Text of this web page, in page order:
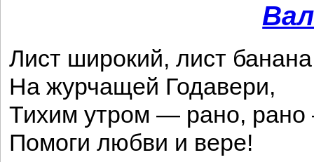
Лист широкий, лист
На журчащей Годавери,
Тихим утром — рано,
Помоги любви и вере!